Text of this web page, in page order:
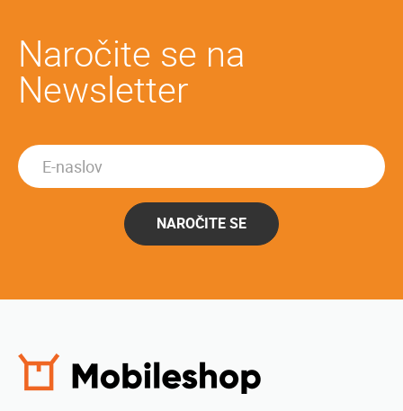
Naročite se na
Newsletter
NAROČITE SE